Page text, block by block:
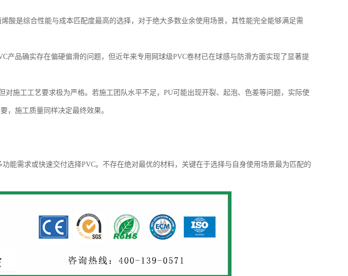
酸是综合性能与成本匹配度最高的选择，对于绝大多数业余使用场景，其性能完全能够满足需
产品确实存在偏硬偏滑的问题，但近年来专用网球级PVC卷材已在球感与防滑方面实现了显著提
对施工工艺要求极为严格。若施工团队水平不足，PU可能出现开裂、起泡、色差等问题，实际使
，施工质量同样决定最终效果。
功能需求或快速交付选择PVC。不存在绝对最优的材料，关键在于选择与自身使用场景最为匹配的